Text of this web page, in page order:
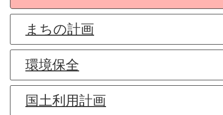
まちの計画
環境保全
国土利用計画